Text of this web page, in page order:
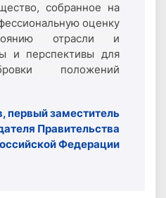
собранное на
оценку
отрасли и
и перспективы для
положений
первый заместитель
Правительства
Федерации